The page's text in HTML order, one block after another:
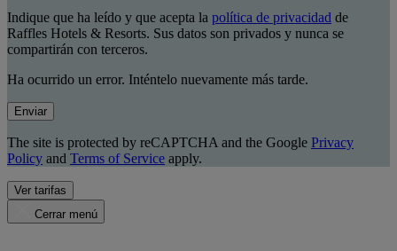
Indique que ha leído y que acepta la política de privacidad de
Raffles Hotels & Resorts. Sus datos son privados y nunca se
compartirán con terceros.
Ha ocurrido un error. Inténtelo nuevamente más tarde.
Enviar
The site is protected by reCAPTCHA and the Google Privacy
Policy and Terms of Service apply.
Ver tarifas
Cerrar menú